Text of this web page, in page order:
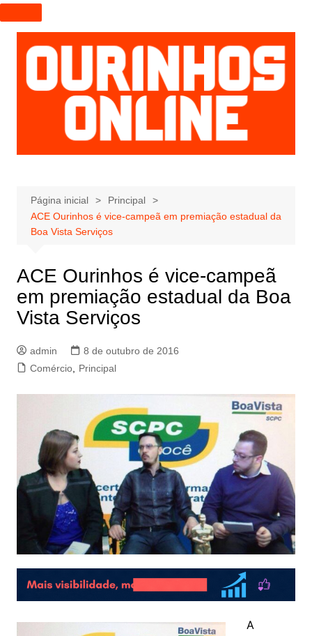
I
r
p
a
r
a
e
ú
d
Página inicial
Principal
ACE Ourinhos é vice-campeã em premiação estadual da
Boa Vista Serviços
ACE Ourinhos é vice-campeã
em premiação estadual da Boa
Vista Serviços
admin
8 de outubro de 2016
Comércio, Principal
A